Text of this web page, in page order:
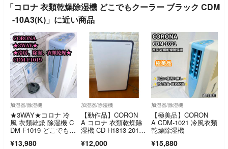
「コロナ 衣類乾燥除湿機 どこでもクーラー ブラック CDM
-10A3(K)」に近い商品
加湿器/除湿機
★3WAY★コロナ 冷
風 衣類乾燥 除湿機 C
DM-F1019 どこでもク
¥13,980
加湿器/除湿機
【動作品】CORON
A コロナ 衣類乾燥除
湿機 CD-H1813 2013
¥12,000
加湿器/除湿機
【極美品】CORON
A CDM-1021 冷風衣類
乾燥除湿機
¥15,880